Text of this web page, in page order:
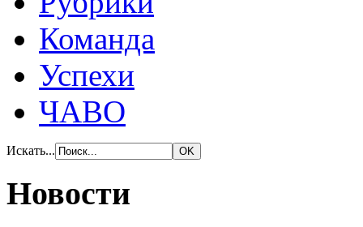
Команда
Успехи
ЧАВО
Искать...
Новости